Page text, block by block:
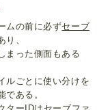
ムの前に必ずセーブ
り、
まった側面もある
ルごとに使い分けを
である。